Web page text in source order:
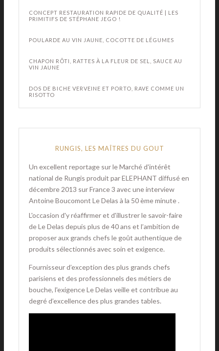
CONCEPT RESTAURATION RAPIDE DE QUALITÉ | LES
PRIMITIFS DE STÉPHANE JEGO !
POULARDE AU VIN JAUNE, COCOTTE DE LÉGUMES
CHAPON RÔTI, RATTES À LA FLEUR DE SEL, SAUCE AU
VIN JAUNE
DOS DE BICHE VERVEINE ET PORTO, RAVE COMME UN
RISOTTO
RUNGIS, LES MAÎTRES DU GOUT
Un excellent reportage sur le Marché d'intérêt
national de Rungis produit par ELEPHANT diffusé en
décembre 2013 sur France 3 avec une interview
Antoine Boucomont Le Delas à la 50 ème minute .
L'occasion d'y réaffirmer et d'illustrer le savoir-faire
de Le Delas depuis plus de 40 ans et l’ambition de
proposer aux grands chefs le goût authentique de
produits sélectionnés avec soin et exigence.
Fournisseur d’exception des plus grands chefs
parisiens et des professionnels des métiers de
bouche, l'exigence Le Delas veille et contribue au
degré d’excellence des plus grandes tables.